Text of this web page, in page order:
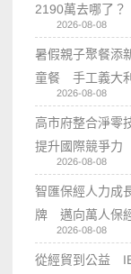
2190萬去哪了？
2026-08-08
暑假親子聚餐添
童餐 手工義大
2026-08-08
高市府整合淨零
提升國際競爭力
2026-08-08
智匯保經人力成
牌 邁向萬人保
2026-08-08
從經貿到公益